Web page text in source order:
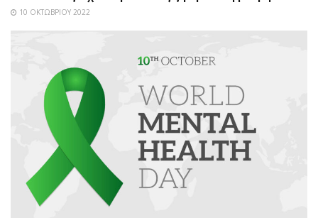
10 ΟΚΤΩΒΡΊΟΥ 2022